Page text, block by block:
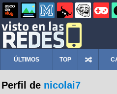
ÚLTIMOS TOP
Perfil de nicolai7